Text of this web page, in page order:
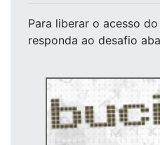
Para liberar o acesso do
responda ao desafio